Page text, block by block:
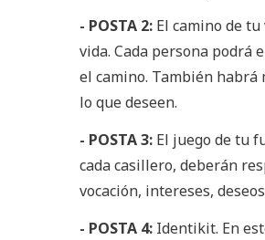
- POSTA 2: El camino de
vida. Cada persona podrá
el camino. También
lo que deseen.
- POSTA 3:El juego de tu
cada casillero, deberán
vocación, intereses,
- POSTA 4:Identikit. En